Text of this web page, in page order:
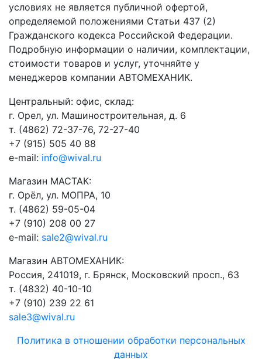
условиях не является публичной офертой,
определяемой положениями Статьи 437 (2)
Гражданского кодекса Российской Федерации.
Подробную информации о наличии, комплектации,
стоимости товаров и услуг, уточняйте у
менеджеров компании АВТОМЕХАНИК.
​Центральный: офис, склад:
г. Орел, ул. Машиностроительная, д. 6
т. (4862) 72-37-76, 72-27-40
+7 (915) 505 40 88
e-mail: info@wival.ru
Магазин МАСТАК:
г. Орёл, ул. МОПРА, 10
т. (4862) 59-05-04
+7 (910) 208 00 27
e-mail: sale2@wival.ru
Магазин АВТОМЕХАНИК:
Россия, 241019, г. Брянск, Московский просп., 63
т. (4832) 40-10-10
+7 (910) 239 22 61
sale3@wival.ru
Политика в отношении обработки персональных
данных